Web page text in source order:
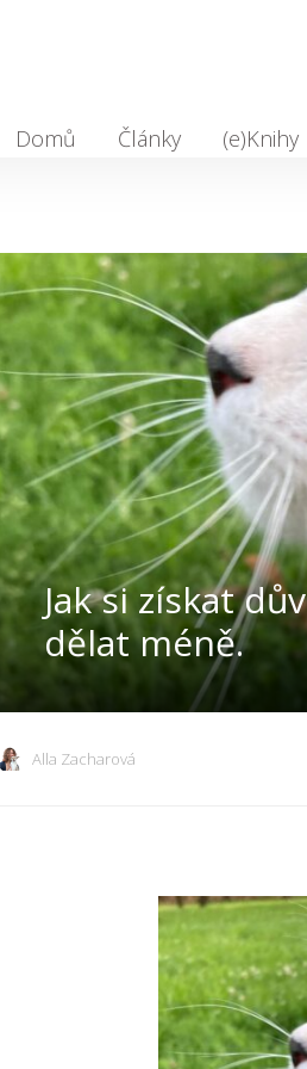
Domů Články (e)Knihy
Jak si získat
dělat méně.
Alla Zacharová